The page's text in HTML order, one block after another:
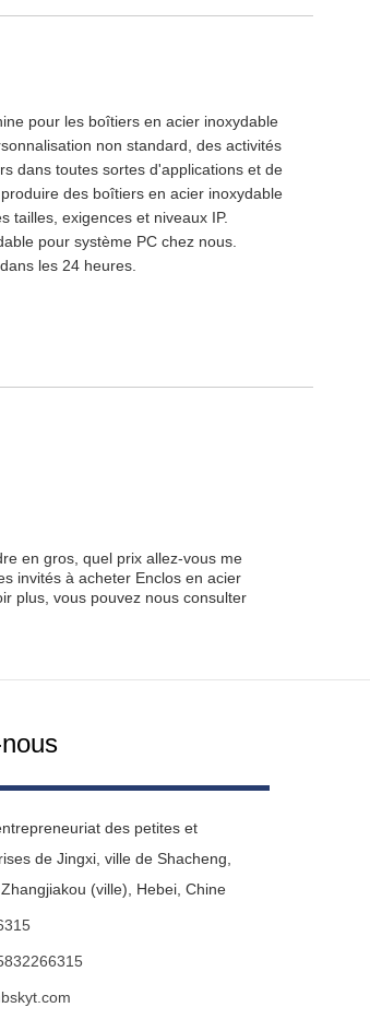
pour les boîtiers en acier inoxydable
non standard, des activités
dans toutes sortes d'applications et de
des boîtiers en acier inoxydable
tailles, exigences et niveaux IP.
pour système PC chez nous.
les 24 heures.
en gros, quel prix allez-vous me
invités à acheter Enclos en acier
plus, vous pouvez nous consulter
des petites et
de Jingxi, ville de Shacheng,
(ville), Hebei, Chine